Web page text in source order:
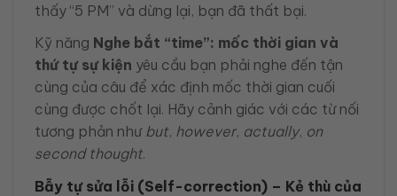
thấy “5 PM” và dừng lại, bạn đã thất bại.
Kỹ năng Nghe bắt “time”: mốc thời gian và
thứ tự sự kiện yêu cầu bạn phải nghe đến tận
cùng của câu để xác định mốc thời gian cuối
cùng được chốt lại. Hãy cảnh giác với các từ nối
tương phản như but, however, actually, on
second thought.
Bẫy tự sửa lỗi (Self-correction) – Kẻ thù của